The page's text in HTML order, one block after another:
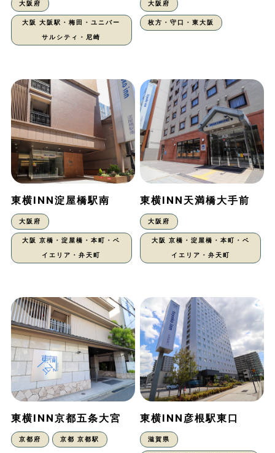
大阪府
大阪 大阪駅・梅田・ユニバー
サルシティ・尼崎
大阪府
枚方・守口・東大阪
東横INN淀屋橋駅南
大阪府
大阪 京橋・淀屋橋・本町・ベ
イエリア・弁天町
東横INN天満橋大手前
大阪府
大阪 京橋・淀屋橋・本町・ベ
イエリア・弁天町
東横INN京都五条大宮
京都府 京都 京都駅
東横INN彦根駅東口
滋賀県